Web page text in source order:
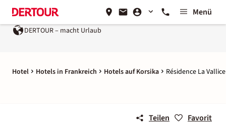
Menü
DERTOUR – macht Urlaub
Hotel Hotels in Frankreich Hotels auf Korsika Résidence La
Teilen Favorit